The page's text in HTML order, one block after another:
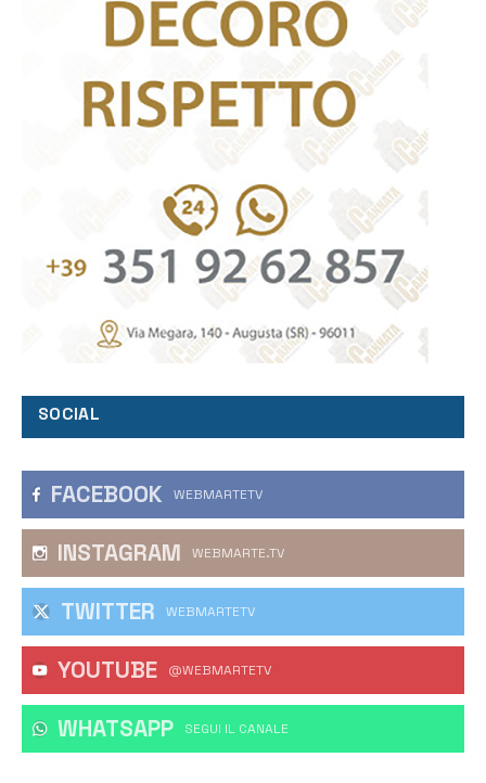
SOCIAL
FACEBOOK WEBMARTETV
INSTAGRAM WEBMARTE.TV
TWITTER WEBMARTETV
YOUTUBE @WEBMARTETV
WHATSAPP ‎SEGUI IL CANALE